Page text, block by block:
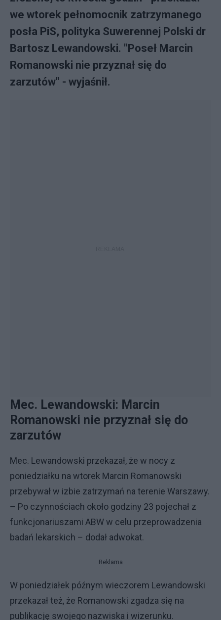
we wtorek pełnomocnik zatrzymanego
posła PiS, polityka Suwerennej Polski dr
Bartosz Lewandowski. "Poseł Marcin
Romanowski nie przyznał się do
zarzutów" - wyjaśnił.
Mec. Lewandowski: Marcin
Romanowski nie przyznał się do
zarzutów
Mec. Lewandowski przekazał, że w nocy z
poniedziałku na wtorek Marcin Romanowski
przebywał w izbie zatrzymań na terenie Warszawy.
– Po czynnościach około godziny 23 pojechał z
funkcjonariuszami ABW w celu przeprowadzenia
badań lekarskich – dodał adwokat.
Reklama
W poniedziałek późnym wieczorem Lewandowski
przekazał też, że Romanowski zgadza się na
publikację swojego nazwiska i wizerunku.